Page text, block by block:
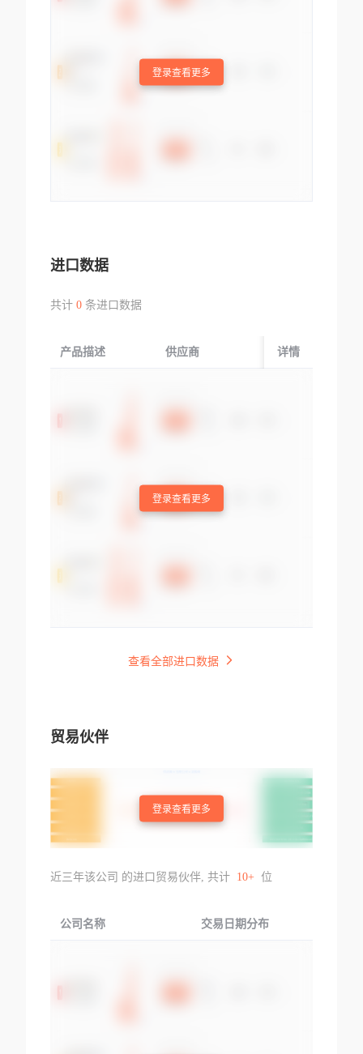
登录查看更多
进口数据
共计 0条进口数据
产品描述 供应商 起运国/地区
详情
登录查看更多
查看全部进口数据
贸易伙伴
登录查看更多
近三年该公司 的进口贸易伙伴, 共计 10+ 位
公司名称 交易日期分布